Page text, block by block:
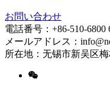
お問い合わせ
電話番号：+86-510-6800
メールアドレス：
所在地：无锡市新吴区